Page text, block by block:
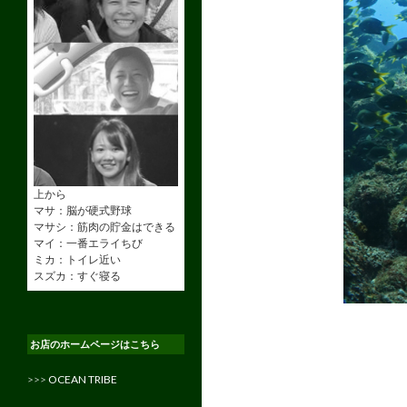
上から
マサ：脳が硬式野球
マサシ：筋肉の貯金はできる
マイ：一番エライちび
ミカ：トイレ近い
スズカ：すぐ寝る
お店のホームページはこちら
>>> OCEAN TRIBE